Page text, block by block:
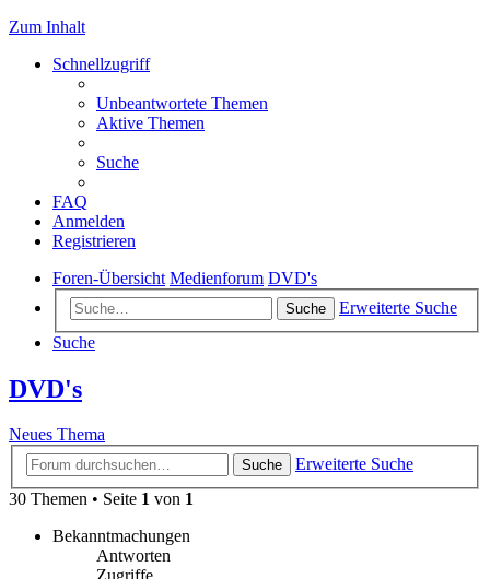
Zum Inhalt
Schnellzugriff
Unbeantwortete Themen
Aktive Themen
Suche
FAQ
Anmelden
Registrieren
Foren-Übersicht Medienforum DVD's
Suche
Erweiterte Suche
Suche
DVD's
Neues Thema
Suche
Erweiterte Suche
30 Themen • Seite 1 von 1
Bekanntmachungen
Antworten
Zugriffe